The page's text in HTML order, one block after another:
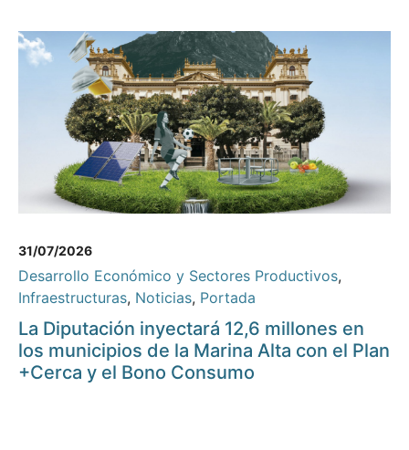
31/07/2026
Desarrollo Económico y Sectores Productivos,
Infraestructuras, Noticias, Portada
La Diputación inyectará 12,6 millones en
los municipios de la Marina Alta con el Plan
+Cerca y el Bono Consumo